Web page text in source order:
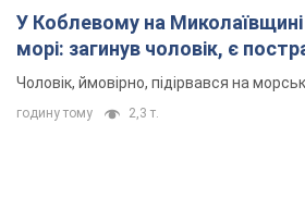
У Коблевому на Миколаївщині
морі: загинув чоловік, є
Чоловік, ймовірно, підірвався на
годину тому 2,3 т.